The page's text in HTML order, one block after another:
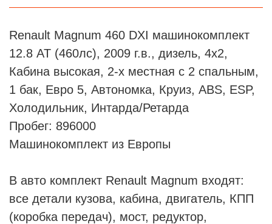
Renault Magnum 460 DXI машинокомплект
12.8 AT (460лс), 2009 г.в., дизель, 4х2,
Кабина высокая, 2-х местная с 2 спальным,
1 бак, Евро 5, Автономка, Круиз, ABS, ESP,
Холодильник, Интарда/Ретарда
Пробег: 896000
Машинокомплект из Европы
В авто комплект Renault Magnum входят:
все детали кузова, кабина, двигатель, КПП
(коробка передач), мост, редуктор,